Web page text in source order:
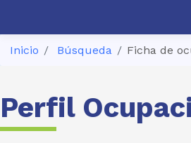
Inicio Búsqueda Ficha de
Perfil